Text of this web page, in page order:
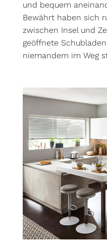
und bequem
Bewährt haben sich
zwischen Insel und
geöffnete
niemandem im Weg